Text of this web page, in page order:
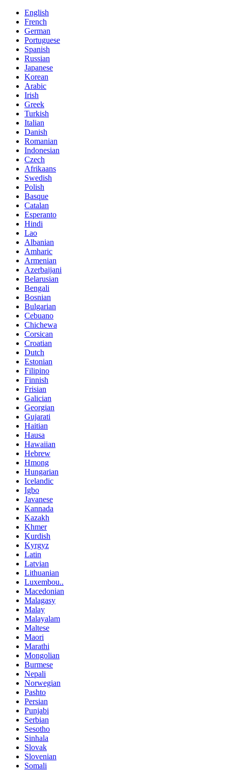
English
French
German
Portuguese
Spanish
Russian
Japanese
Korean
Arabic
Irish
Greek
Turkish
Italian
Danish
Romanian
Indonesian
Czech
Afrikaans
Swedish
Polish
Basque
Catalan
Esperanto
Hindi
Lao
Albanian
Amharic
Armenian
Azerbaijani
Belarusian
Bengali
Bosnian
Bulgarian
Cebuano
Chichewa
Corsican
Croatian
Dutch
Estonian
Filipino
Finnish
Frisian
Galician
Georgian
Gujarati
Haitian
Hausa
Hawaiian
Hebrew
Hmong
Hungarian
Icelandic
Igbo
Javanese
Kannada
Kazakh
Khmer
Kurdish
Kyrgyz
Latin
Latvian
Lithuanian
Luxembou..
Macedonian
Malagasy
Malay
Malayalam
Maltese
Maori
Marathi
Mongolian
Burmese
Nepali
Norwegian
Pashto
Persian
Punjabi
Serbian
Sesotho
Sinhala
Slovak
Slovenian
Somali